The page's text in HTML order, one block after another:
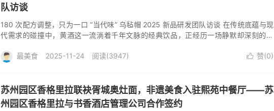
队访谈
180 次配方调整，只为一口 “当代味” 乌毡帽 2025 新品研发团队访谈 在传统底蕴与现
代需求的碰撞中，黄酒这一流淌着千年文脉的经典饮品，正经历一场静默却深刻的革
 赞(0)
最美食 2025-11-24 阅读(3947)
苏州园区香格里拉联袂胥城奥灶面，非遗美食入驻熙苑中餐厅——苏
州园区香格里拉与书香酒店管理公司合作签约